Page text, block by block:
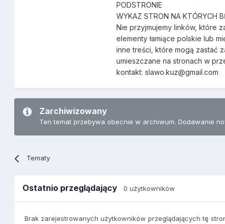
PODSTRONIE
WYKAZ STRON NA KTÓRYCH
Nie przyjmujemy linków, które
elementy łamiące polskie lub
inne treści, które mogą zastać
umieszczane na stronach w
kontakt: slawo.kuz@gmail.com
Zarchiwizowany
Ten temat przebywa obecnie w archiwum. Dodawanie
Tematy
Ostatnio przeglądający0 użytkowników
Brak zarejestrowanych użytkowników przeglądających tę